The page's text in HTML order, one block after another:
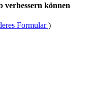
verbessern können
Formular)